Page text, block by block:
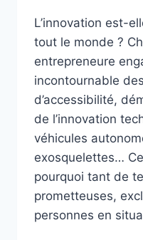
L’innovation est-
tout le monde ?
entrepreneure
incontournable
d’accessibilité,
de l’innovation
véhicules
exosquelettes…
pourquoi tant de
prometteuses,
personnes en